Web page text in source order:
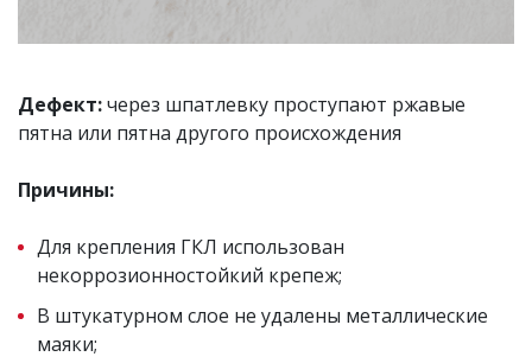
Дефект:через шпатлевку проступают ржавые
пятна или пятна другого происхождения
Причины:
Для крепления ГКЛ использован
некоррозионностойкий крепеж;
В штукатурном слое не удалены металлические
маяки;